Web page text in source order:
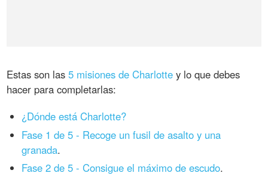
Estas son las5 misiones de Charlotte y lo que debes
hacer para completarlas:
¿Dónde está Charlotte?
Fase 1 de 5 - Recoge un fusil de asalto y una
granada.
Fase 2 de 5 - Consigue el máximo de escudo.